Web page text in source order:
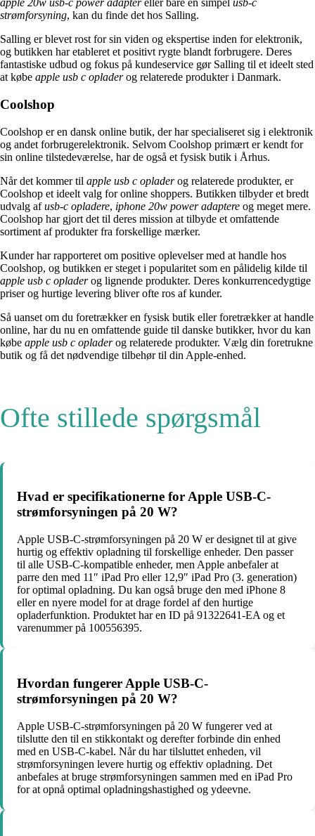
apple 20w usb-c power adaptereller bare en simpel usb-c
strømforsyning, kan du finde det hos Salling.
Salling er blevet rost for sin viden og ekspertise inden for elektronik,
og butikken har etableret et positivt rygte blandt forbrugere. Deres
fantastiske udbud og fokus på kundeservice gør Salling til et ideelt sted
at købe apple usb c opladerog relaterede produkter i Danmark.
Coolshop
Coolshop er en dansk online butik, der har specialiseret sig i elektronik
og andet forbrugerelektronik. Selvom Coolshop primært er kendt for
sin online tilstedeværelse, har de også et fysisk butik i Århus.
Når det kommer til apple usb c opladerog relaterede produkter, er
Coolshop et ideelt valg for online shoppers. Butikken tilbyder et bredt
udvalg afusb-c opladere, iphone 20w power adaptere og meget mere.
Coolshop har gjort det til deres mission at tilbyde et omfattende
sortiment af produkter fra forskellige mærker.
Kunder har rapporteret om positive oplevelser med at handle hos
Coolshop, og butikken er steget i popularitet som en pålidelig kilde til
apple usb c opladerog lignende produkter. Deres konkurrencedygtige
priser og hurtige levering bliver ofte ros af kunder.
Så uanset om du foretrækker en fysisk butik eller foretrækker at handle
online, har du nu en omfattende guide til danske butikker, hvor du kan
købe apple usb c opladerog relaterede produkter. Vælg din foretrukne
butik og få det nødvendige tilbehør til din Apple-enhed.
Ofte stillede spørgsmål
Hvad er specifikationerne for Apple USB-C-
strømforsyningen på 20 W?
Apple USB-C-strømforsyningen på 20 W er designet til at give
hurtig og effektiv opladning til forskellige enheder. Den passer
til alle USB-C-kompatible enheder, men Apple anbefaler at
parre den med 11″ iPad Pro eller 12,9″ iPad Pro (3. generation)
for optimal opladning. Du kan også bruge den med iPhone 8
eller en nyere model for at drage fordel af den hurtige
opladerfunktion. Produktet har en ID på 91322641-EA og et
varenummer på 100556395.
Hvordan fungerer Apple USB-C-
strømforsyningen på 20 W?
Apple USB-C-strømforsyningen på 20 W fungerer ved at
tilslutte den til en stikkontakt og derefter forbinde din enhed
med en USB-C-kabel. Når du har tilsluttet enheden, vil
strømforsyningen levere hurtig og effektiv opladning. Det
anbefales at bruge strømforsyningen sammen med en iPad Pro
for at opnå optimal opladningshastighed og ydeevne.